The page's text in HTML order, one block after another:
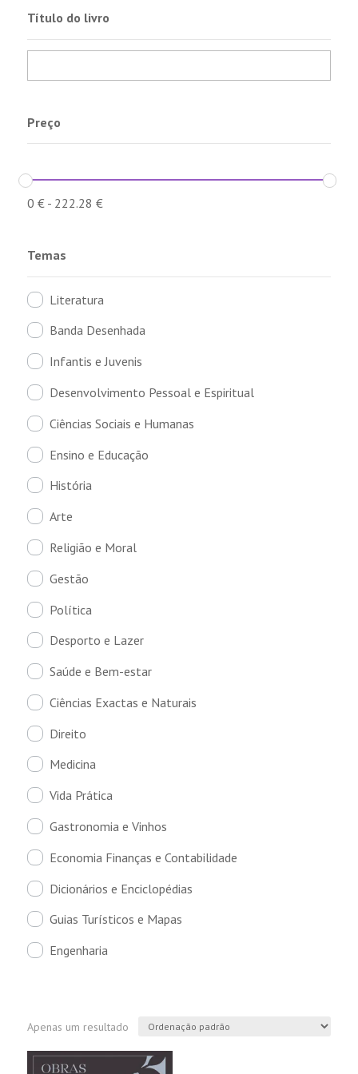
Título do livro
Preço
0 €- 222.28 €
Temas
Literatura
Banda Desenhada
Infantis e Juvenis
Desenvolvimento Pessoal e Espiritual
Ciências Sociais e Humanas
Ensino e Educação
História
Arte
Religião e Moral
Gestão
Política
Desporto e Lazer
Saúde e Bem-estar
Ciências Exactas e Naturais
Direito
Medicina
Vida Prática
Gastronomia e Vinhos
Economia Finanças e Contabilidade
Dicionários e Enciclopédias
Guias Turísticos e Mapas
Engenharia
Apenas um resultado